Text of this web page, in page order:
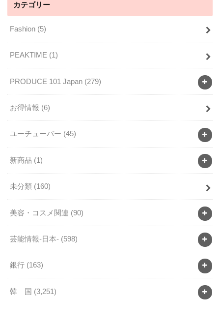
カテゴリー
Fashion (5)
PEAKTIME (1)
PRODUCE 101 Japan (279)
お得情報 (6)
ユーチューバー (45)
新商品 (1)
未分類 (160)
美容・コスメ関連 (90)
芸能情報-日本- (598)
銀行 (163)
韓 国 (3,251)